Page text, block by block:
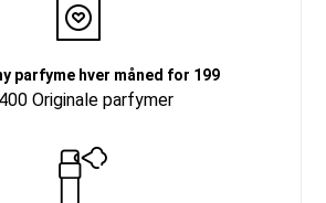
parfyme hver måned for 199
Originale parfymer